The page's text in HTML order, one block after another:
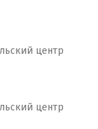
центр
центр